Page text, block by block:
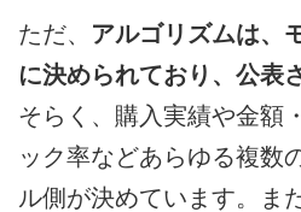
ただ、 アルゴリズムは、
に決められており、公表
そらく、購入実績や金額
ック率などあらゆる複数
ル側が決めています。ま